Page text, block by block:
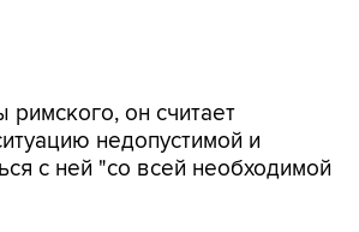
он считает
недопустимой и
с ней "со всей необходимой